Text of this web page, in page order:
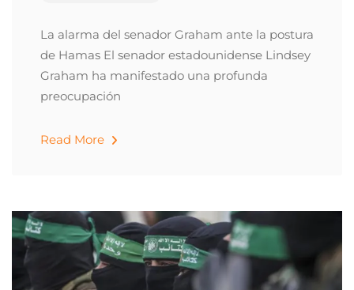
La alarma del senador Graham ante la postura
de Hamas El senador estadounidense Lindsey
Graham ha manifestado una profunda
preocupación
Read More